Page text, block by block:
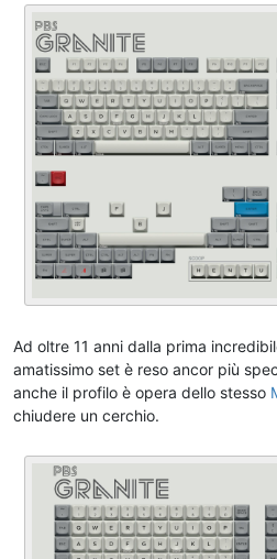
Ad oltre 11 anni dalla prima
amatissimo set è reso ancor più
anche il profilo è opera dello stesso
chiudere un cerchio.